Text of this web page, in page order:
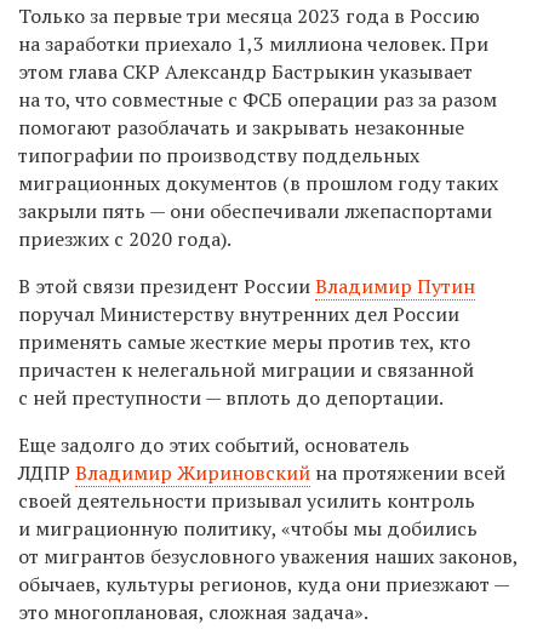
Только за первые три месяца 2023 года в Россию
на заработки приехало 1,3 миллиона человек. При
этом глава СКР Александр Бастрыкин указывает
на то, что совместные с ФСБ операции раз за разом
помогают разоблачать и закрывать незаконные
типографии по производству поддельных
миграционных документов (в прошлом году таких
закрыли пять — они обеспечивали лжепаспортами
приезжих с 2020 года).
В этой связи президент РоссииВладимир Путин
поручал Министерству внутренних дел России
применять самые жесткие меры против тех, кто
причастен к нелегальной миграции и связанной
с ней преступности — вплоть до депортации.
Еще задолго до этих событий, основатель
ЛДПР Владимир Жириновский на протяжении всей
своей деятельности призывал усилить контроль
и миграционную политику, «чтобы мы добились
от мигрантов безусловного уважения наших законов,
обычаев, культуры регионов, куда они приезжают —
это многоплановая, сложная задача».